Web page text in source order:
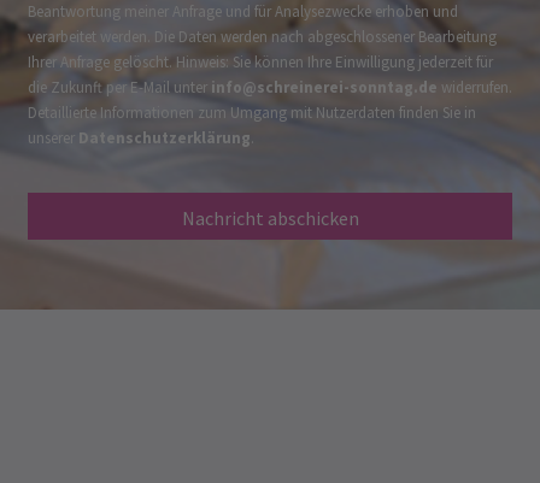
Beantwortung meiner Anfrage und für Analysezwecke erhoben und
verarbeitet werden. Die Daten werden nach abgeschlossener Bearbeitung
Ihrer Anfrage gelöscht. Hinweis: Sie können Ihre Einwilligung jederzeit für
die Zukunft per E-Mail unter info@schreinerei-sonntag.de widerrufen.
Detaillierte Informationen zum Umgang mit Nutzerdaten finden Sie in
unserer Datenschutzerklärung.
Nachricht abschicken